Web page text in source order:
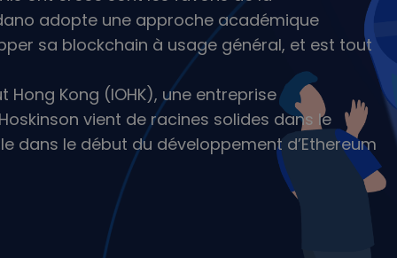
adopte une approche académique
sa blockchain à usage général, et est tout
Kong (IOHK), une entreprise
vient de racines solides dans le
dans le début du développement d’Ethereum